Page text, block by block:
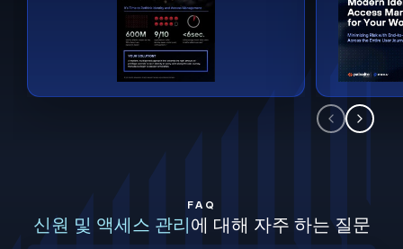
FAQ
신원 및 액세스 관리에 대해 자주 하는 질문